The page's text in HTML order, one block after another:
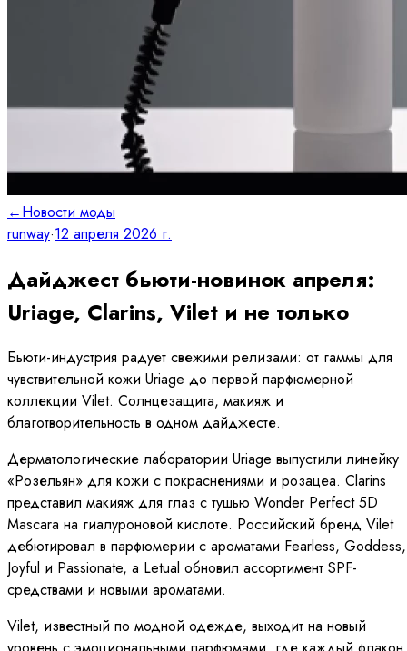
←Новости моды
runway·12 апреля 2026 г.
Дайджест бьюти-новинок апреля:
Uriage, Clarins, Vilet и не только
Бьюти-индустрия радует свежими релизами: от гаммы для
чувствительной кожи Uriage до первой парфюмерной
коллекции Vilet. Солнцезащита, макияж и
благотворительность в одном дайджесте.
Дерматологические лаборатории Uriage выпустили линейку
«Розельян» для кожи с покраснениями и розацеа. Clarins
представил макияж для глаз с тушью Wonder Perfect 5D
Mascara на гиалуроновой кислоте. Российский бренд Vilet
дебютировал в парфюмерии с ароматами Fearless, Goddess,
Joyful и Passionate, а Letuаl обновил ассортимент SPF-
средствами и новыми ароматами.
Vilet, известный по модной одежде, выходит на новый